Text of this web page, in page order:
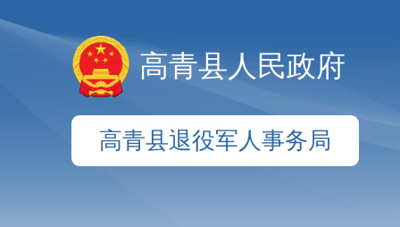
高青县人民政府
高青县退役军人事务局